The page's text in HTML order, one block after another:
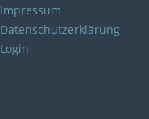
Impressum
Datenschutzerklärung
Login